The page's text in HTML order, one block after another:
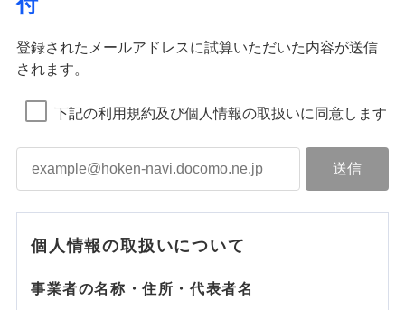
登録されたメールアドレスに試算いただいた内容が送信
されます。
下記の利用規約及び個人情報の取扱いに同意します
個人情報の取扱いについて
事業者の名称・住所・代表者名